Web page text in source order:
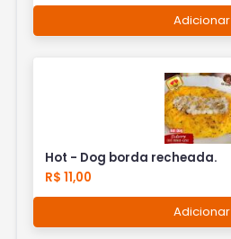
Adicionar
Hot - Dog borda recheada.
R$ 11,00
Adicionar